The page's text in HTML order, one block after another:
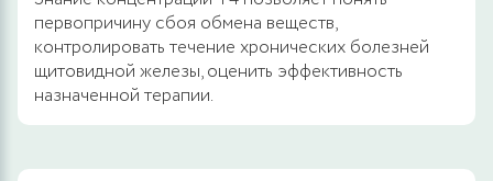
первопричину сбоя обмена веществ,
контролировать течение хронических болезней
щитовидной железы, оценить эффективность
назначенной терапии.